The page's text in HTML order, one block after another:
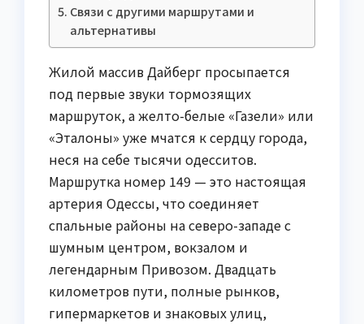
Связи с другими маршрутами и
альтернативы
Жилой массив Дайберг просыпается
под первые звуки тормозящих
маршруток, а желто-белые «Газели» или
«Эталоны» уже мчатся к сердцу города,
неся на себе тысячи одесситов.
Маршрутка номер 149 — это настоящая
артерия Одессы, что соединяет
спальные районы на северо-западе с
шумным центром, вокзалом и
легендарным Привозом. Двадцать
километров пути, полные рынков,
гипермаркетов и знаковых улиц,